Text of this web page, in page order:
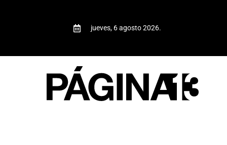
jueves, 6 agosto 2026.